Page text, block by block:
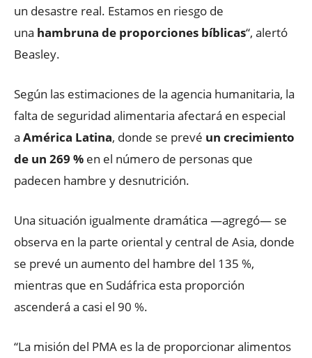
un desastre real. Estamos en riesgo de
una hambruna de proporciones bíblicas“, alertó
Beasley.
Según las estimaciones de la agencia humanitaria, la
falta de seguridad alimentaria afectará en especial
a América Latina, donde se prevé un crecimiento
de un 269 % en el número de personas que
padecen hambre y desnutrición.
Una situación igualmente dramática —agregó— se
observa en la parte oriental y central de Asia, donde
se prevé un aumento del hambre del 135 %,
mientras que en Sudáfrica esta proporción
ascenderá a casi el 90 %.
“La misión del PMA es la de proporcionar alimentos